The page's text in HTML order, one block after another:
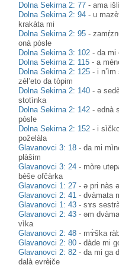
Dolna Sekirna 2: 77 -ama
Dolna Sekirna 2: 94 -u
krakàta mi
Dolna Sekirna 2: 95 -
onà pòsle
Dolna Sekirna 3: 102 -da mi
Dolna Sekirna 2: 115 -a
Dolna Sekirna 2: 125 - i
zèl’eto da tòpim
Dolna Sekirna 2: 140 -ə
stotìnka
Dolna Sekirna 2: 142 -ednà
pòsle
Dolna Sekirna 2: 152 - i
poželàla
Glavanovci 3: 18 -da mi
plàšim
Glavanovci 3: 24 - mòre
bèše ofčàrka
Glavanovci 1: 27 -ə pri nàs
Glavanovci 2: 41 -dvàmata
Glavanovci 1: 43 -sɤs
Glavanovci 2: 43 -əm
vìka
Glavanovci 2: 48 - mɤ̀ška
Glavanovci 2: 80 -dàde mi
Glavanovci 2: 82 -da mi ga
dalà evrèjče